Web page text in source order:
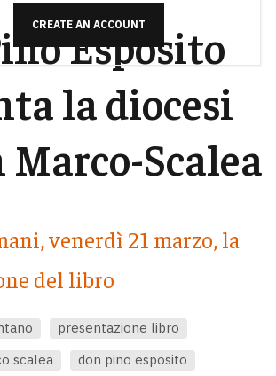
CREATE AN ACCOUNT
Esposito
la diocesi
Marco-Scalea
venerdì 21 marzo, la
del libro
presentazione libro
scalea
don pino esposito